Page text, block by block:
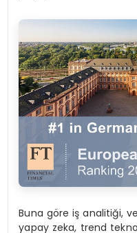
Buna göre iş analitiği,
yapay zeka, trend